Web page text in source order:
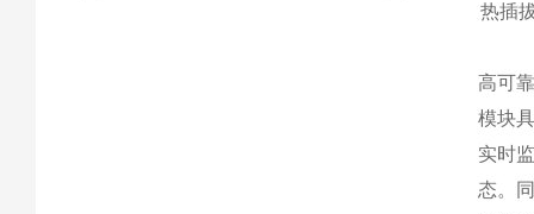
热插
高可
模块
实时
态。